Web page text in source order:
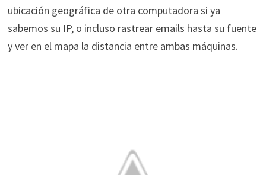
ubicación geográfica de otra computadora si ya
sabemos su IP, o incluso rastrear emails hasta su fuente
y ver en el mapa la distancia entre ambas máquinas.